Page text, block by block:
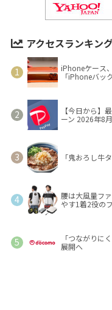
アクセスランキン
iPhoneケース
「iPhoneバッ
【今日から】
ーン 2026年8
「鬼おろし牛
腰は大風量フ
やす1着2役の
「つながり
展開へ